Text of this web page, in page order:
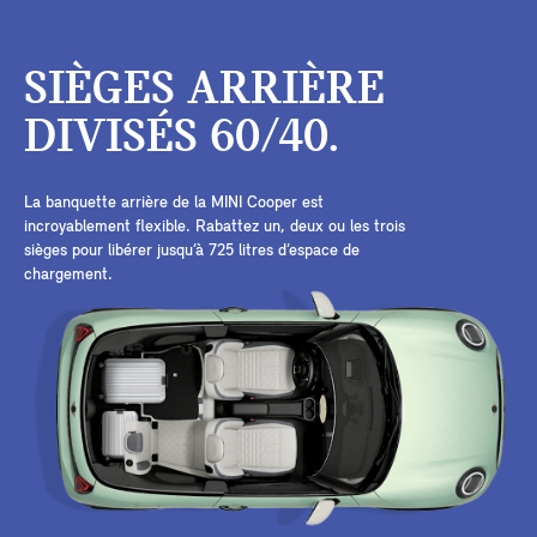
SIÈGES ARRIÈRE
DIVISÉS 60/40.
La banquette arrière de la MINI Cooper est
incroyablement flexible. Rabattez un, deux ou les trois
sièges pour libérer jusqu’à 725 litres d’espace de
chargement.